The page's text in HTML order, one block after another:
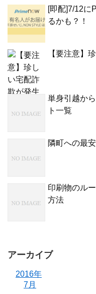
[即配]7/12に
るかも？！
【要注意】
単身引越か
ト一覧
隣町への最
印刷物のル
方法
アーカイブ
2016年
7月